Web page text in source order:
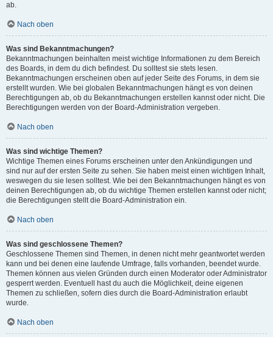
ab.
Nach oben
Was sind Bekanntmachungen?
Bekanntmachungen beinhalten meist wichtige Informationen zu dem Bereich
des Boards, in dem du dich befindest. Du solltest sie stets lesen.
Bekanntmachungen erscheinen oben auf jeder Seite des Forums, in dem sie
erstellt wurden. Wie bei globalen Bekanntmachungen hängt es von deinen
Berechtigungen ab, ob du Bekanntmachungen erstellen kannst oder nicht. Die
Berechtigungen werden von der Board-Administration vergeben.
Nach oben
Was sind wichtige Themen?
Wichtige Themen eines Forums erscheinen unter den Ankündigungen und
sind nur auf der ersten Seite zu sehen. Sie haben meist einen wichtigen Inhalt,
weswegen du sie lesen solltest. Wie bei den Bekanntmachungen hängt es von
deinen Berechtigungen ab, ob du wichtige Themen erstellen kannst oder nicht;
die Berechtigungen stellt die Board-Administration ein.
Nach oben
Was sind geschlossene Themen?
Geschlossene Themen sind Themen, in denen nicht mehr geantwortet werden
kann und bei denen eine laufende Umfrage, falls vorhanden, beendet wurde.
Themen können aus vielen Gründen durch einen Moderator oder Administrator
gesperrt werden. Eventuell hast du auch die Möglichkeit, deine eigenen
Themen zu schließen, sofern dies durch die Board-Administration erlaubt
wurde.
Nach oben